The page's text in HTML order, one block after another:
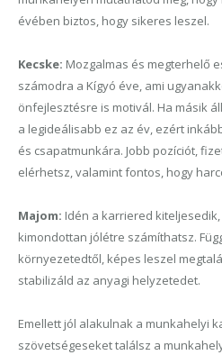
évében biztos, hogy sikeres leszel.
Kecske: Mozgalmas és megterhelő
számodra a Kígyó éve, ami
önfejlesztésre is motivál. Ha másik
a legideálisabb ez az év, ezért
és csapatmunkára. Jobb pozíciót,
elérhetsz, valamint fontos, hogy
Majom: Idén a karriered
kimondottan jólétre számíthatsz.
környezetedtől, képes leszel
stabilizáld az anyagi helyzetedet.
Emellett jól alakulnak a munkahelyi
szövetségeseket találsz a